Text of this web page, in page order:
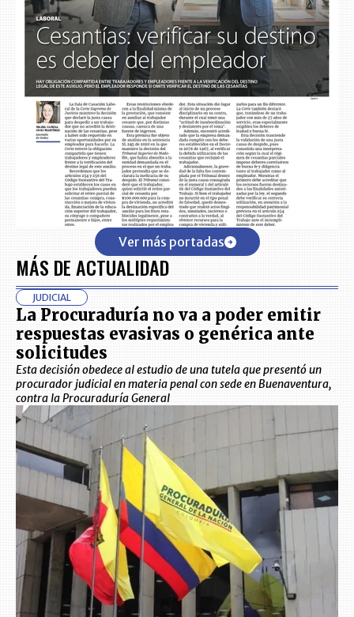
Ver más portadas
MÁS DE ACTUALIDAD
JUDICIAL
La Procuraduría no va a poder emitir
respuestas evasivas o genérica ante
solicitudes
Esta decisión obedece al estudio de una tutela que presentó un
procurador judicial en materia penal con sede en Buenaventura,
contra la Procuraduría General